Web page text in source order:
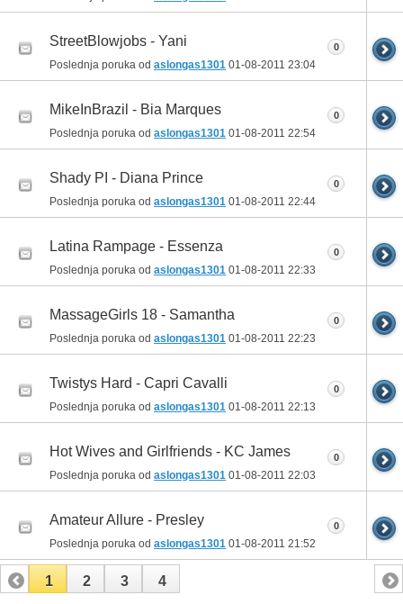
StreetBlowjobs - Yani
Poslednja poruka od aslongas1301 01-08-2011 23:04
0
MikeInBrazil - Bia Marques
Poslednja poruka od aslongas1301 01-08-2011 22:54
0
Shady PI - Diana Prince
Poslednja poruka od aslongas1301 01-08-2011 22:44
0
Latina Rampage - Essenza
Poslednja poruka od aslongas1301 01-08-2011 22:33
0
MassageGirls 18 - Samantha
Poslednja poruka od aslongas1301 01-08-2011 22:23
0
Twistys Hard - Capri Cavalli
Poslednja poruka od aslongas1301 01-08-2011 22:13
0
Hot Wives and Girlfriends - KC James
Poslednja poruka od aslongas1301 01-08-2011 22:03
0
Amateur Allure - Presley
Poslednja poruka od aslongas1301 01-08-2011 21:52
0
1 2 3 4